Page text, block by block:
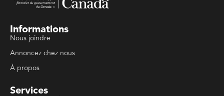
Informations
Nous joindre
Annoncez chez nous
À propos
Services